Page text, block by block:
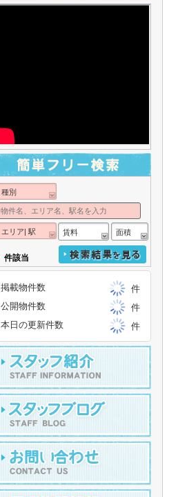
種別
エリア| 駅 賃料 面積
件該当
掲載物件数
件
公開物件数
件
本日の更新件数
件